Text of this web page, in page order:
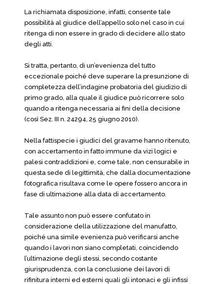
La richiamata disposizione, infatti, consente tale
possibilità al giudice dell’appello solo nel caso in cui
ritenga di non essere in grado di decidere allo stato
degli atti.
Si tratta, pertanto, di un’evenienza del tutto
eccezionale poiché deve superare la presunzione di
completezza dell’indagine probatoria del giudizio di
primo grado, alla quale il giudice può ricorrere solo
quando a ritenga necessaria ai fini della decisione
(così Sez. III n. 24294, 25 giugno 2010).
Nella fattispecie i giudici del gravame hanno ritenuto,
con accertamento in fatto immune da vizi logici e
palesi contraddizioni e, come tale, non censurabile in
questa sede di legittimità, che dalla documentazione
fotografica risultava come le opere fossero ancora in
fase di ultimazione alla data di accertamento.
Tale assunto non può essere confutato in
considerazione della utilizzazione del manufatto,
poiché una simile evenienza può verificarsi anche
quando i lavori non siano completati, coincidendo
l’ultimazione degli stessi, secondo costante
giurisprudenza, con la conclusione dei lavori di
rifinitura interni ed esterni quali gli intonaci e gli infissi